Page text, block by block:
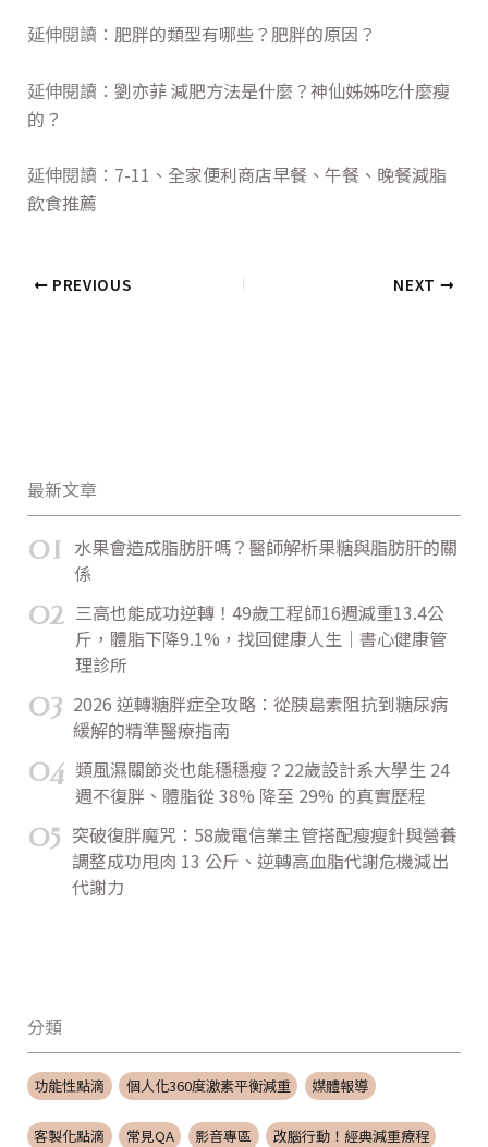
延伸閱讀： 肥胖的類型有哪些？肥胖的原因？
延伸閱讀： 劉亦菲 減肥方法是什麼？神仙姊姊吃什麼瘦
的？
延伸閱讀： 7-11、全家便利商店早餐、午餐、晚餐減脂
飲食推薦
PREVIOUS NEXT
最新文章
01 水果會造成脂肪肝嗎？醫師解析果糖與脂肪肝的關
係
02 三高也能成功逆轉！49歲工程師16週減重13.4公
斤，體脂下降9.1%，找回健康人生｜書心健康管
理診所
03 2026 逆轉糖胖症全攻略：從胰島素阻抗到糖尿病
緩解的精準醫療指南
04 類風濕關節炎也能穩穩瘦？22歲設計系大學生 24
週不復胖、體脂從 38% 降至 29% 的真實歷程
05 突破復胖魔咒：58歲電信業主管搭配瘦瘦針與營養
調整成功甩肉 13 公斤、逆轉高血脂代謝危機減出
代謝力
分類
功能性點滴 個人化360度激素平衡減重 媒體報導
客製化點滴 常見QA 影音專區 改腦行動！經典減重療程